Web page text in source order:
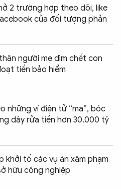
2 trường hợp theo dõi, like
của đối tượng phản
người mẹ dìm chết con
tiền bảo hiểm
những ví điện tử “ma”, bóc
dây rửa tiền hơn 30.000 tỷ
khởi tố các vụ án xâm phạm
hữu công nghiệp